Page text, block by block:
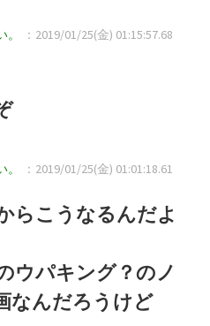
。
：2019/01/25(金) 01:15:57.68
。
：2019/01/25(金) 01:01:18.61
らこうなるんだよ
ウパキング？のノ
なんだろうけど